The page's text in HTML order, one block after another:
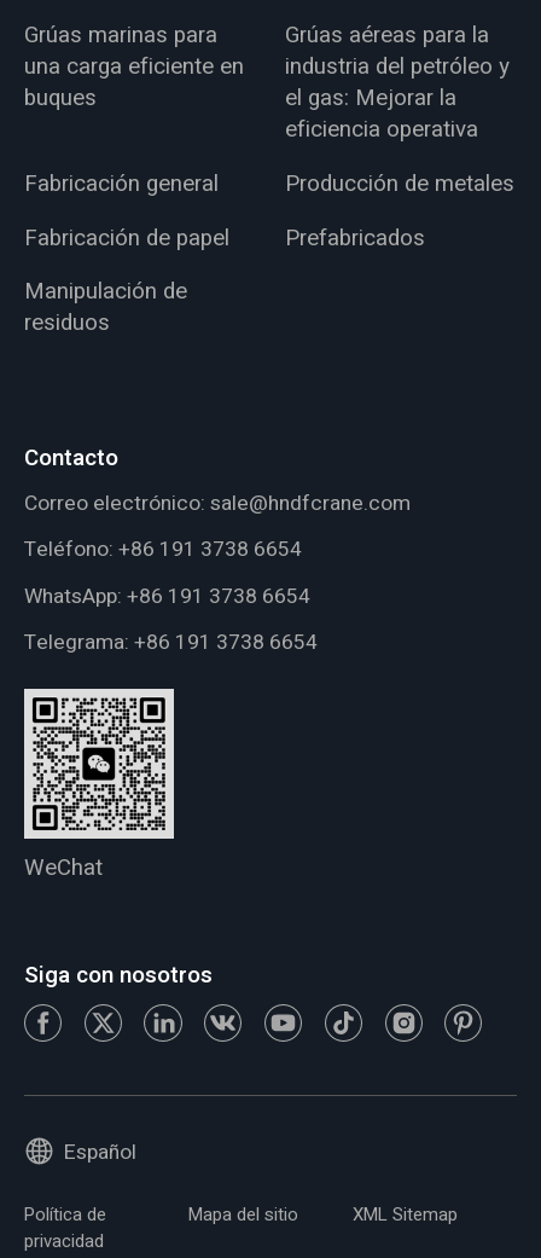
Grúas marinas para
una carga eficiente en
buques
Grúas aéreas para la
industria del petróleo y
el gas: Mejorar la
eficiencia operativa
Fabricación general
Producción de metales
Fabricación de papel
Prefabricados
Manipulación de
residuos
Contacto
Correo electrónico: sale@hndfcrane.com
Teléfono: +86 191 3738 6654
WhatsApp: +86 191 3738 6654
Telegrama: +86 191 3738 6654
WeChat
Siga con nosotros
Español
Política de
privacidad
Mapa del sitio XML Sitemap